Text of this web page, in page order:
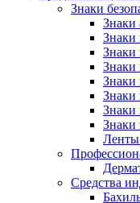
Знаки
Знаки
Знаки
Знаки
Знаки
Знаки
Ленты
Средства